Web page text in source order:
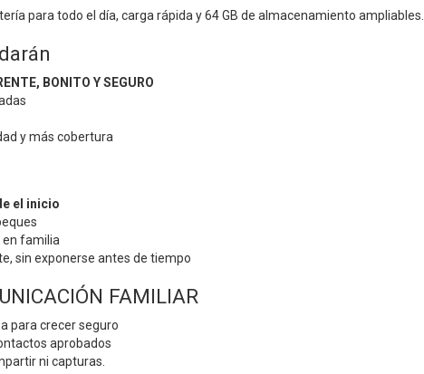
para todo el día, carga rápida y 64 GB de almacenamiento ampliables.
BONITO Y SEGURO
y más cobertura
el inicio
en familia
sin exponerse antes de tiempo
FAMILIAR
para crecer seguro
aprobados
ni capturas.